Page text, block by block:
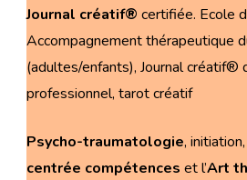
Journal créatif® certifiée. Ecole
Accompagnement thérapeutique
(adultes/enfants), Journal créatif®
professionnel, tarot créatif
Psycho-traumatologie, initiation,
centrée compétences et l’Art